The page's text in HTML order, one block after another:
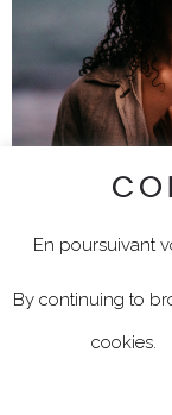
En poursuivant
By continuing to
cookies.